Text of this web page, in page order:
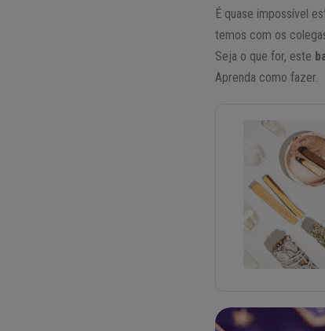
É quase impossível
temos com os
Seja o que for, este
Aprenda como fazer.